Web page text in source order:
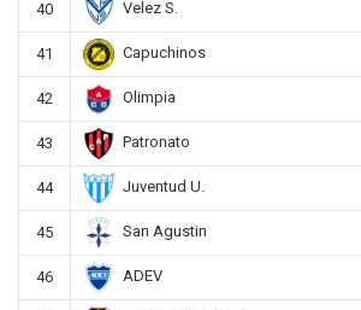
40 Velez S.
41 Capuchinos
42 Olimpia
43 Patronato
44 Juventud U.
45 San Agustin
46 ADEV